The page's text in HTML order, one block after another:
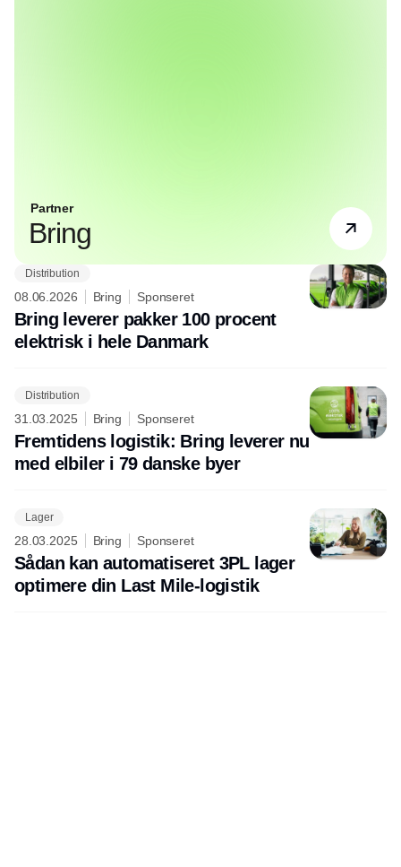
Partner
Bring
Distribution
08.06.2026 Bring Sponseret
Bring leverer pakker 100 procent
elektrisk i hele Danmark
Distribution
31.03.2025 Bring Sponseret
Fremtidens logistik: Bring leverer nu
med elbiler i 79 danske byer
Lager
28.03.2025 Bring Sponseret
Sådan kan automatiseret 3PL lager
optimere din Last Mile-logistik